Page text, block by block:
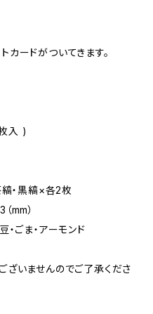
ードがついてきます。
入 )
縞・黒縞×各2枚
mm）
・ごま・アーモンド
いませんのでご了承くださ